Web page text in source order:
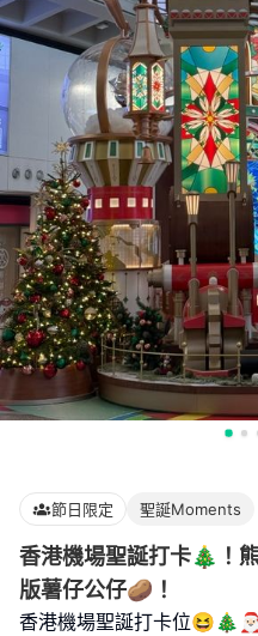
節日限定 聖誕Moments
香港機場聖誕打卡🎄！
版薯仔公仔🥔！
香港機場聖誕打卡位